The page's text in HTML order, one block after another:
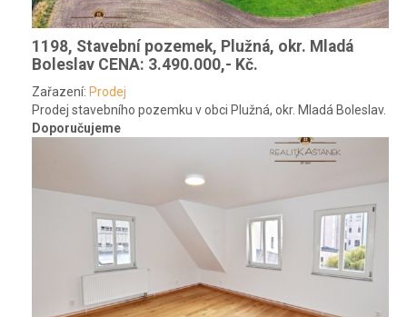
1198, Stavební pozemek, Plužná, okr. Mladá
Boleslav CENA: 3.490.000,- Kč.
Zařazení: Prodej
Prodej stavebního pozemku v obci Plužná, okr. Mladá Boleslav.
Doporučujeme